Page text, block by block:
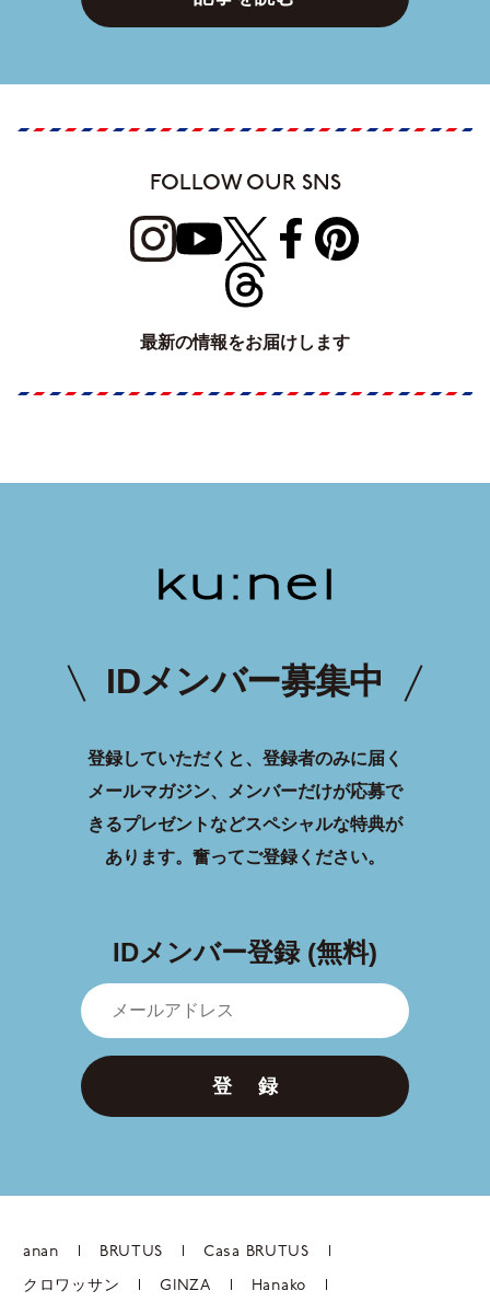
FOLLOW OUR SNS
最新の情報をお届けします
IDメンバー募集中
登録していただくと、登録者のみに届く
メールマガジン、メンバーだけが応募で
きるプレゼントなどスペシャルな特典が
あります。 奮ってご登録ください。
IDメンバー登録 (無料)
登 録
anan BRUTUS Casa BRUTUS
クロワッサン GINZA Hanako